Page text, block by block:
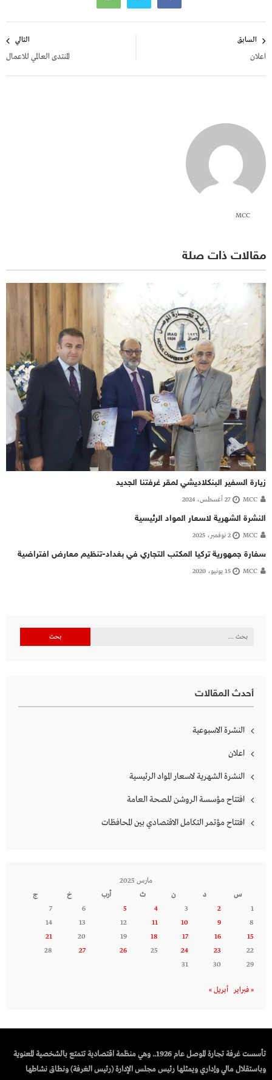
المقالات
السابق
اعلان
التالي
المنتدى العالمي للاعمال
MCC
مقالات ذات صلة
زيارة السفير البنكلاديشي لمقر غرفتنا الجديد
MCC 27 أغسطس، 2024
النشرة الشهرية لاسعار المواد الرئيسية
MCC 2 نوفمبر، 2025
سفارة جمهورية تركيا المكتب التجاري في بغداد-تنظيم معارض افتراضية
MCC 15 يونيو، 2020
البحث
أحدث المقالات
النشرة الاسبوعية
اعلان
النشرة الشهرية لاسعار المواد الرئيسية
افتتاح مؤسسة الروشن للصحة العامة
افتتاح مؤتمر التكامل الاقتصادي بين المحافظات
مارس 2025
س
د ن ث أرب خ
ج
1
2
3
4
5
6
7
8
9
10
11
12
13
14
15
16
17
18
19
20
21
22
23
24
25
26
27
28
29
30
31
« فبراير أبريل »
تأسست غرفة تجارة الموصل عام 1926.. وهي منظمة اقتصادية تتمتع بالشخصية المعنوية
وباستقلال مالي وإداري ويمثلها رئيس مجلس الإدارة (رئيس الغرفة) ونطاق نشاطها